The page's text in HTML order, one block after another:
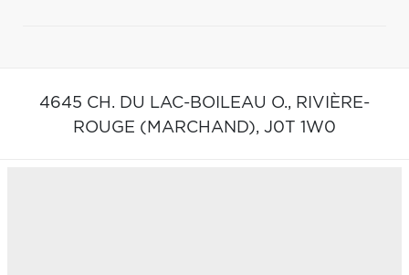
4645 CH. DU LAC-BOILEAU O., RIVIÈRE-
ROUGE (MARCHAND), J0T 1W0